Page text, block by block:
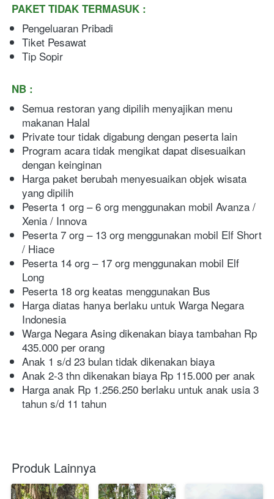
PAKET TIDAK TERMASUK :
Pengeluaran Pribadi
Tiket Pesawat
Tip Sopir
NB :
Semua restoran yang dipilih menyajikan menu
makanan Halal
Private tour tidak digabung dengan peserta lain
Program acara tidak mengikat dapat disesuaikan
dengan keinginan
Harga paket berubah menyesuaikan objek wisata
yang dipilih
Peserta 1 org – 6 org menggunakan mobil Avanza /
Xenia / Innova
Peserta 7 org – 13 org menggunakan mobil Elf Short
/ Hiace
Peserta 14 org – 17 org menggunakan mobil Elf
Long
Peserta 18 org keatas menggunakan Bus
Harga diatas hanya berlaku untuk Warga Negara
Indonesia
Warga Negara Asing dikenakan biaya tambahan Rp
435.000 per orang
Anak 1 s/d 23 bulan tidak dikenakan biaya
Anak 2-3 thn dikenakan biaya Rp 115.000 per anak
Harga anak Rp 1.256.250 berlaku untuk anak usia 3
tahun s/d 11 tahun
Produk Lainnya